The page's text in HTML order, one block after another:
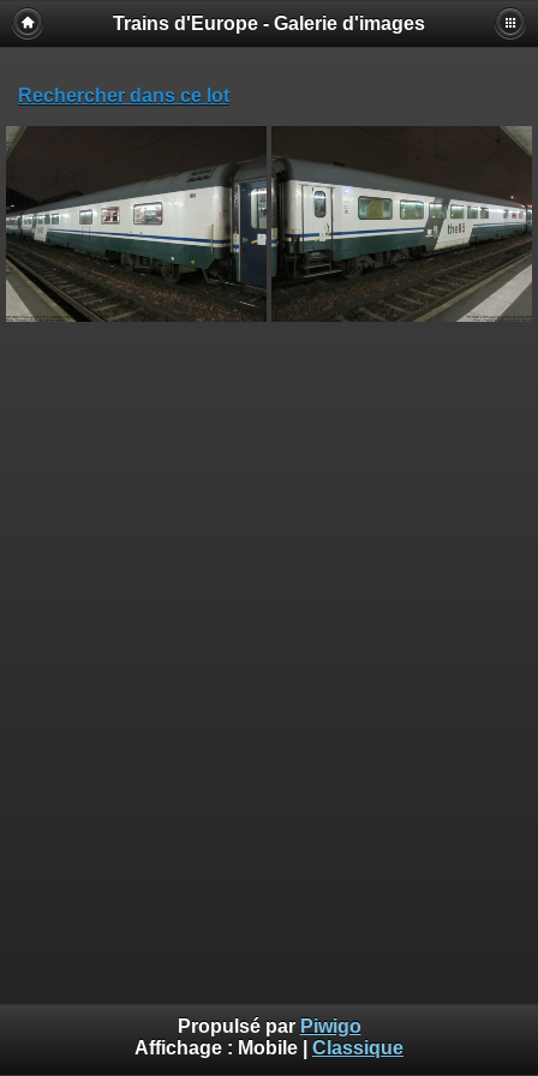
Trains d'Europe - Galerie d'images
Rechercher dans ce lot
Propulsé par Piwigo
Affichage : Mobile Classique